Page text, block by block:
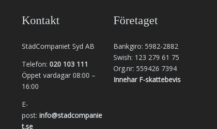
Kontakt
StädCompaniet Syd AB
Telefon: 020 103 111
Öppet vardagar 08:00 –
16:00
E-
post: info@stadcompanie
t.se
Företaget
Bankgiro: 5982-2882
Swish: 123 279 61 75
Org.nr: 559426 7394
Innehar F-skattebevis